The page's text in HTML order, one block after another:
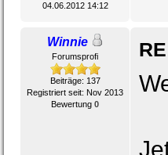
04.06.2012 14:12
Winnie
Forumsprofi
Beiträge: 137
Registriert seit: Nov 2013
Bewertung 0